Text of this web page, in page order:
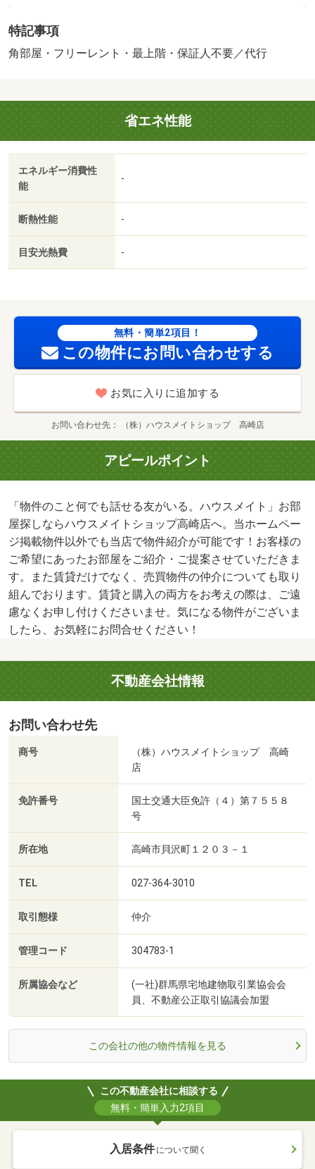
保証等：加入要（保証料：請求月額の１ヶ月分（最低保証
料２万円）継続保証料１万円／年）・鍵交換代：あり２
の場合、家賃の１ヶ月に相当する短期解約違約金が発生い
たします。）・☆家賃１ヶ月分フリーレント（適用条件
有）☆オンライン契約可！現地待ち合わせでのご案内やオ
ンライン内見も対応可能！気になる物件があれば、お気軽
にお問い合わせください！・仲介手数料：３６，３００円
特記事項
角部屋・フリーレント・最上階・保証人不要／代行
省エネ性能
エネルギー消費性
能
-
断熱性能 -
目安光熱費 -
無料・簡単2項目！
この物件にお問い合わせする
お気に入りに追加する
お問い合わせ先 （株）ハウスメイトショップ 高崎店
アピールポイント
「物件のこと何でも話せる友がいる。ハウスメイト」お部
屋探しならハウスメイトショップ高崎店へ。当ホームペー
ジ掲載物件以外でも当店で物件紹介が可能です！お客様の
ご希望にあったお部屋をご紹介・ご提案させていただきま
す。また賃貸だけでなく、売買物件の仲介についても取り
組んでおります。賃貸と購入の両方をお考えの際は、ご遠
慮なくお申し付けくださいませ。気になる物件がございま
したら、お気軽にお問合せください！
不動産会社情報
お問い合わせ先
商号
（株）ハウスメイトショップ 高崎
店
免許番号
国土交通大臣免許（４）第７５５８
号
所在地 高崎市貝沢町１２０３－１
TEL 027-364-3010
取引態様 仲介
管理コード 304783-1
所属協会など
(一社)群馬県宅地建物取引業協会会
員、不動産公正取引協議会加盟
この会社の他の物件情報を見る
この不動産会社に相談する
無料・簡単入力2項目
入居条件 について聞く